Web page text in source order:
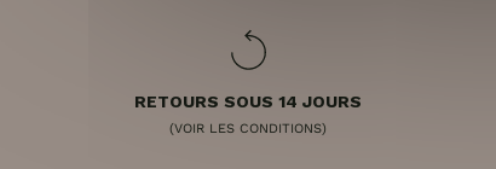
RETOURS SOUS 14 JOURS
(VOIR LES CONDITIONS)